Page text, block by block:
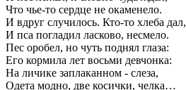
Что чье-то сердце не окаменело.
И вдруг случилось. Кто-то хлеба дал,
И пса погладил ласково, несмело.
Пес оробел, но чуть поднял глаза:
Его кормила лет восьми девчонка:
На личике заплаканном - слеза,
Одета модно, две косички, челка…